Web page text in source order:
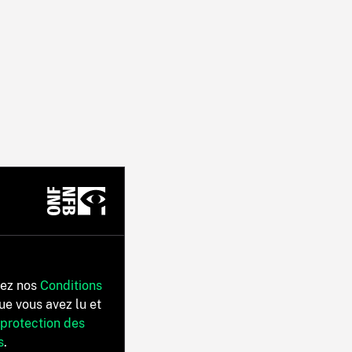
nos Conditions
vous avez lu et
des
.